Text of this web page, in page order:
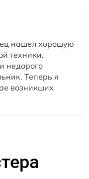
нашел хорошую
техники.
недорого
Теперь я
возникших